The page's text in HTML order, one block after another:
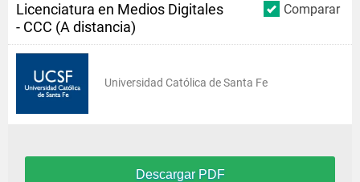
Comparar
Licenciatura en Medios Digitales
- CCC (A distancia)
Universidad Católica de Santa Fe
Descargar PDF